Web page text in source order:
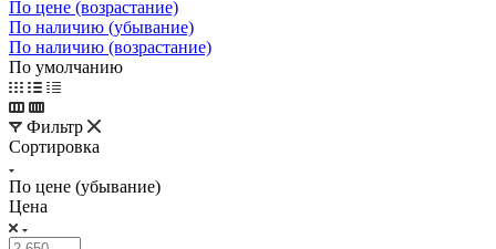
По цене (возрастание)
По наличию (убывание)
По наличию (возрастание)
По умолчанию
Фильтр
Сортировка
По цене (убывание)
Цена